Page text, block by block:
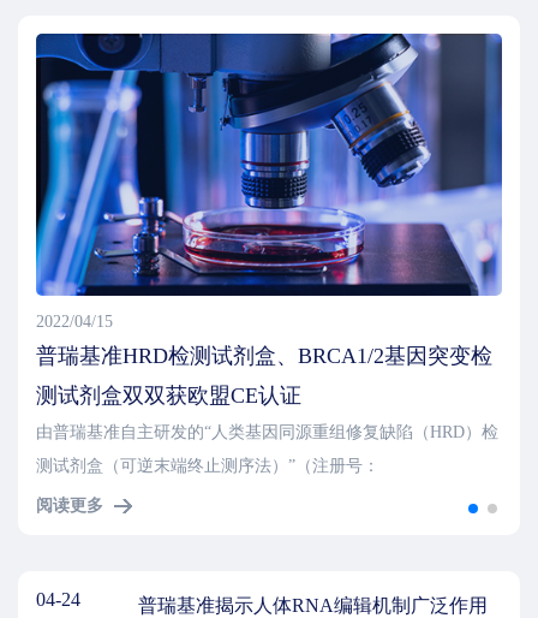
2022/04/15
普瑞基准HRD检测试剂盒、BRCA1/2基因突变检
测试剂盒双双获欧盟CE认证
由普瑞基准自主研发的“人类基因同源重组修复缺陷（HRD）检
测试剂盒（可逆末端终止测序法）”（注册号：
RPS/1075/2022）以及“人类BRCA1/BRCA2基因突变检测试剂盒
阅读更多
04-24
普瑞基准揭示人体RNA编辑机制广泛作用